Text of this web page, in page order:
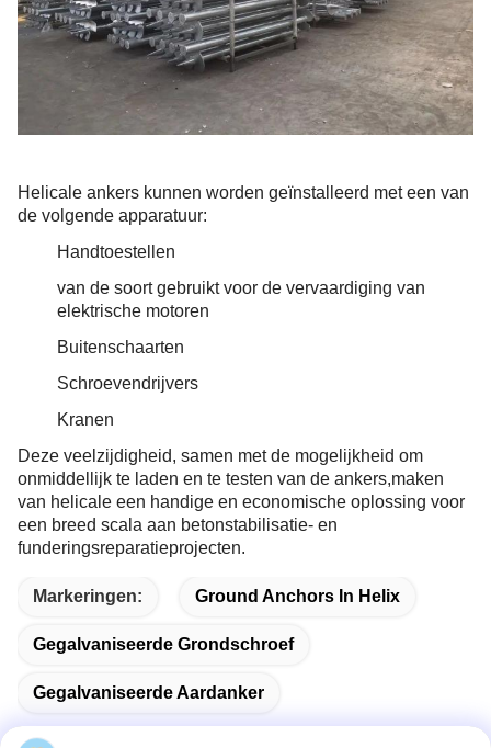
Helicale ankers kunnen worden geïnstalleerd met een van
de volgende apparatuur:
Handtoestellen
van de soort gebruikt voor de vervaardiging van
elektrische motoren
Buitenschaarten
Schroevendrijvers
Kranen
Deze veelzijdigheid, samen met de mogelijkheid om
onmiddellijk te laden en te testen van de ankers,maken
van helicale een handige en economische oplossing voor
een breed scala aan betonstabilisatie- en
funderingsreparatieprojecten.
Markeringen: Ground Anchors In Helix
Gegalvaniseerde Grondschroef
Gegalvaniseerde Aardanker